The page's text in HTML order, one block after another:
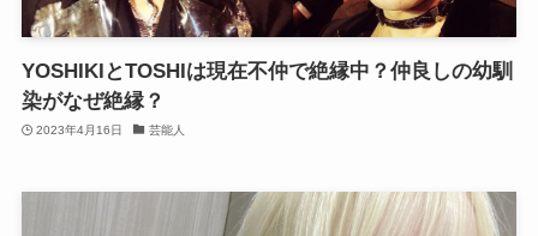
YOSHIKIとTOSHIは現在不仲で絶縁中？仲良しの幼馴
染がなぜ絶縁？
2023年4月16日 芸能人